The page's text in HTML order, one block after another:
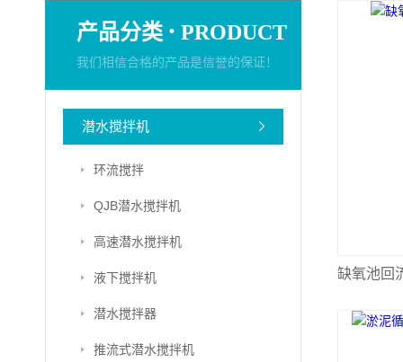
产品分类 · PRODUCT
我们相信合格的产品是信誉的保证！
潜水搅拌机
环流搅拌
QJB潜水搅拌机
高速潜水搅拌机
液下搅拌机
潜水搅拌器
推流式潜水搅拌机
缺氧池回